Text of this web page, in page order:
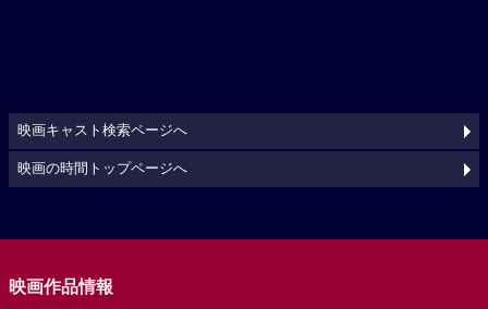
映画キャスト検索ページへ
映画の時間トップページへ
映画作品情報